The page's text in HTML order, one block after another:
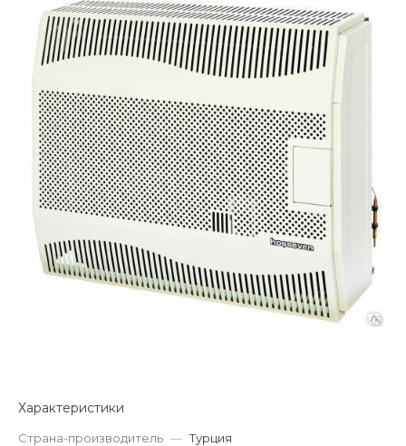
Характеристики
Страна-производитель — Турция